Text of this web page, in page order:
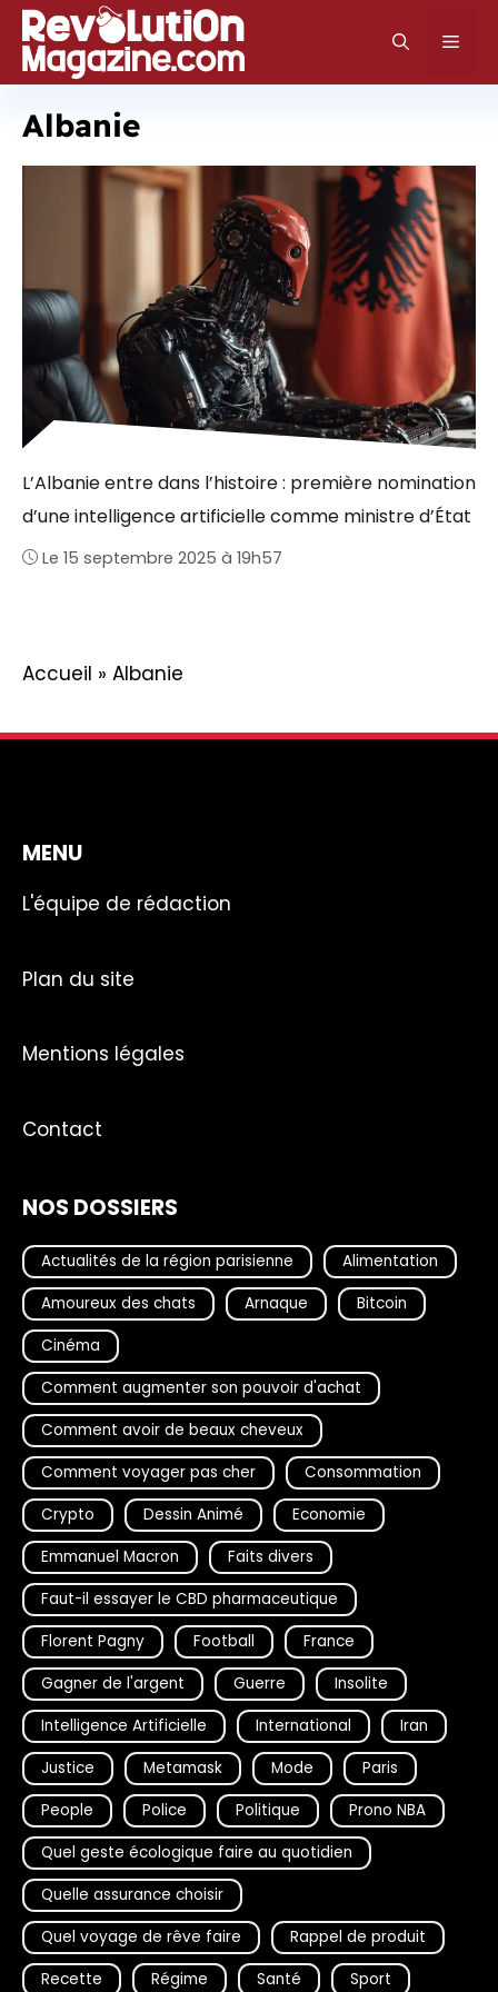
Aller
au
contenu
Albanie
L’Albanie entre dans l’histoire : première nomination
d’une intelligence artificielle comme ministre d’État
Le 15 septembre 2025 à 19h57
Accueil » Albanie
MENU
L'équipe de rédaction
Plan du site
Mentions légales
Contact
NOS DOSSIERS
Actualités de la région parisienne
Alimentation
Amoureux des chats
Arnaque
Bitcoin
Cinéma
Comment augmenter son pouvoir d'achat
Comment avoir de beaux cheveux
Comment voyager pas cher
Consommation
Crypto
Dessin Animé
Economie
Emmanuel Macron
Faits divers
Faut-il essayer le CBD pharmaceutique
Florent Pagny
Football
France
Gagner de l'argent
Guerre
Insolite
Intelligence Artificielle
International
Iran
Justice
Metamask Mode
Paris
People
Police Politique
Prono NBA
Quel geste écologique faire au quotidien
Quelle assurance choisir
Quel voyage de rêve faire
Rappel de produit
Recette
Régime Santé Sport